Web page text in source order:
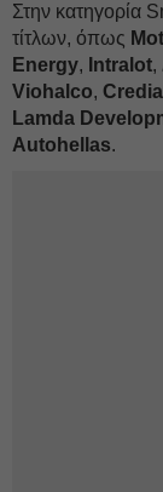
Στην κατηγορία
τίτλων, όπως
Energy, Intralot,
Viohalco,
Lamda
Autohellas.